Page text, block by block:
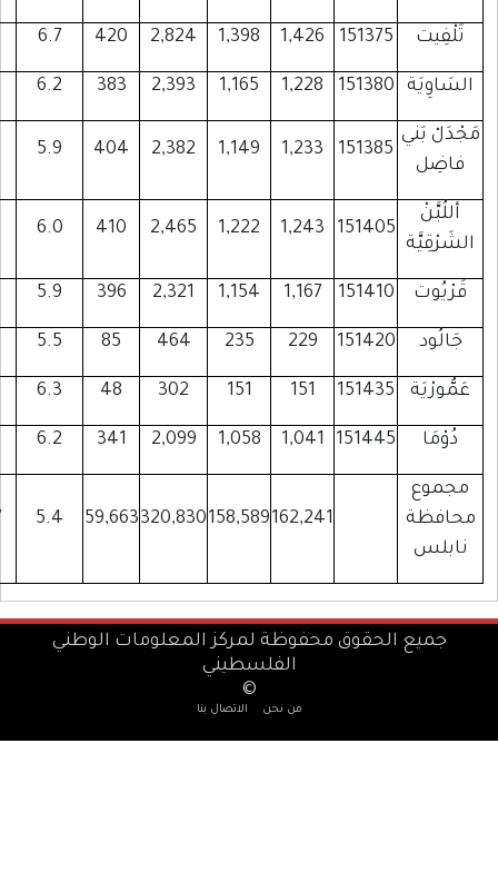
1,398
2,824
420
6.7
65
448
481
1,165
2,393
383
6.2
52
447
478
1,149
2,382
404
5.9
68
394
457
1,222
2,465
410
6.0
57
390
453
1,154
2,321
396
5.9
61
387
431
235
464
85
5.5
5
91
94
151
302
48
6.3
5
62
58
1,058
2,099
341
6.2
80
403
389
158,589
320,830
59,663
5.4
13,867
42,884
72,199
لمركز المعلومات الوطني